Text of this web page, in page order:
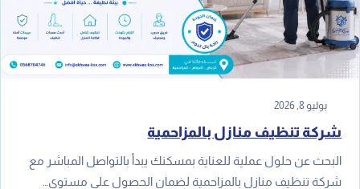
يوليو 8, 2026
شركة تنظيف منازل بالمزاحمية
البحث عن حلول عملية للعناية بمسكنك يبدأ بالتواصل المباشر مع
شركة تنظيف منازل بالمزاحمية لضمان الحصول على مستوى…